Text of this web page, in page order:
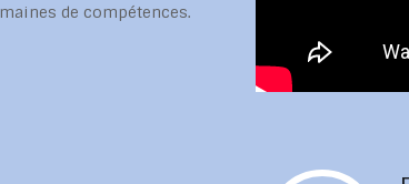
de compétences.